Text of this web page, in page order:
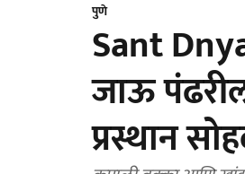
पुणे
Sant
जाऊ
प्रस्थान